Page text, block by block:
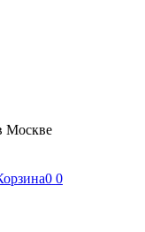
Москве
0 0